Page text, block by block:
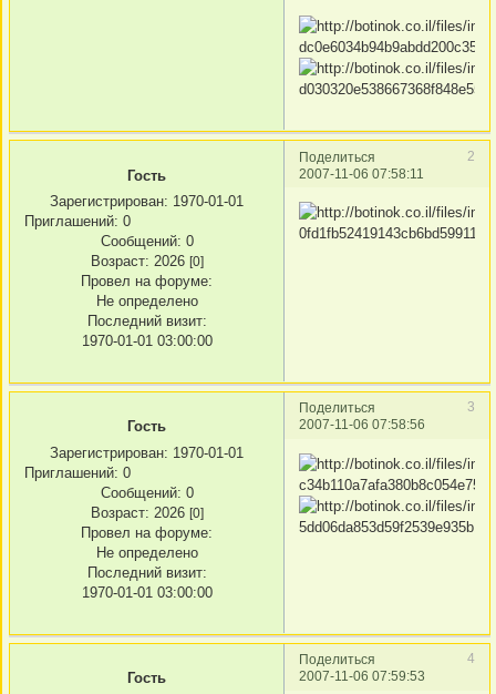
Поделиться
2
2007-11-06 07:58:11
Гость
Зарегистрирован: 1970-01-01
Приглашений: 0
Сообщений: 0
Возраст: 2026 [0]
Провел на форуме:
Не определено
Последний визит:
1970-01-01 03:00:00
Поделиться
3
2007-11-06 07:58:56
Гость
Зарегистрирован: 1970-01-01
Приглашений: 0
Сообщений: 0
Возраст: 2026 [0]
Провел на форуме:
Не определено
Последний визит:
1970-01-01 03:00:00
Поделиться
4
2007-11-06 07:59:53
Гость